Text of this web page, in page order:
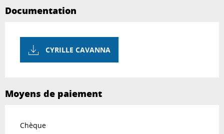
Documentation
CYRILLE CAVANNA
Moyens de paiement
Chèque